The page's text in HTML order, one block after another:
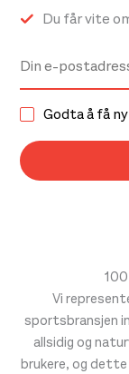
Vi
sportsbransjen
allsidig og
brukere, og dette
Du får vite
Godta å få